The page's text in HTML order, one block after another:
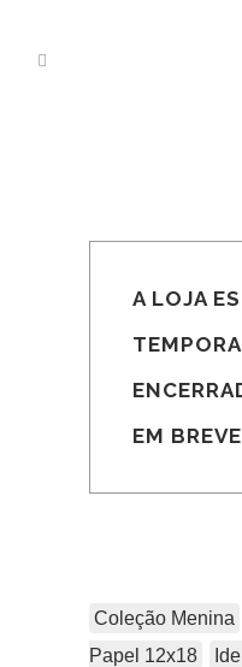
A LOJA
EM
Coleção Menina
Papel 12x18